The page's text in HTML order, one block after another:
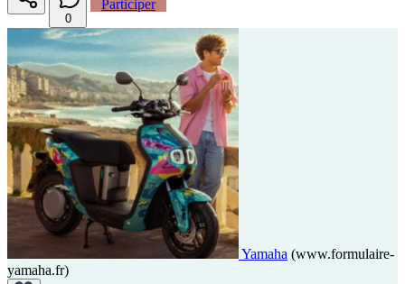
0
Participer
Yamaha (www.formulaire-
yamaha.fr)